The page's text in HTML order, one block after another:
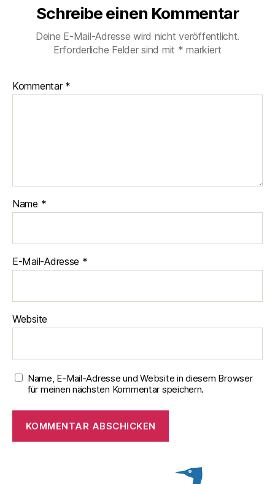
Schreibe einen Kommentar
Deine E-Mail-Adresse wird nicht veröffentlicht.
Erforderliche Felder sind mit * markiert
Kommentar *
Name *
E-Mail-Adresse *
Website
Name, E-Mail-Adresse und Website in diesem Browser
für meinen nächsten Kommentar speichern.